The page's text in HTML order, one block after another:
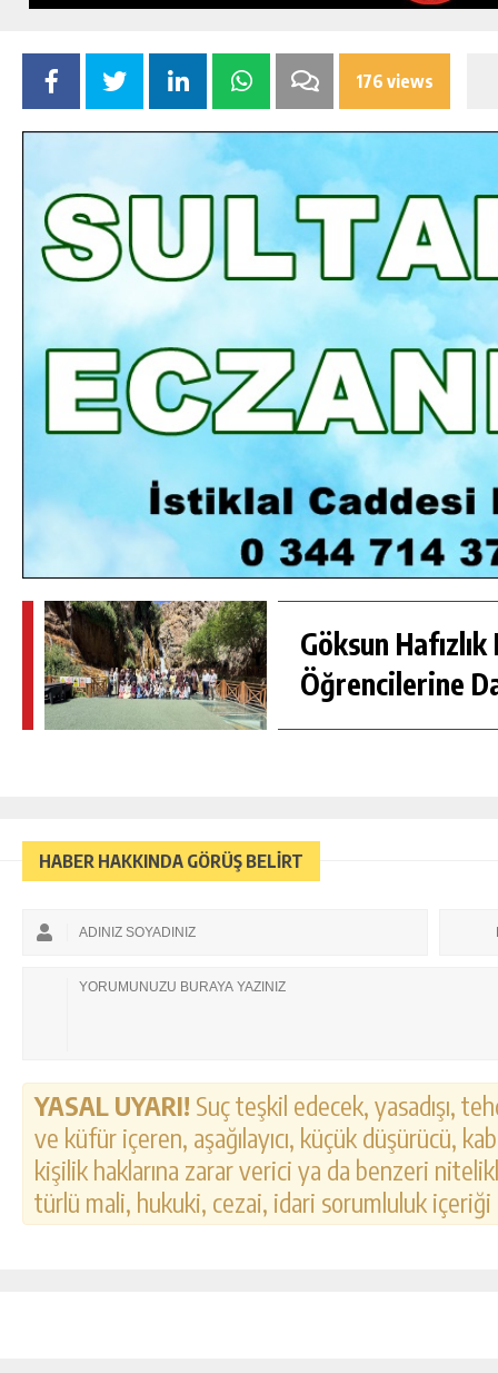
176 views
Göksun Hafızlık
Öğrencilerine
HABER HAKKINDA GÖRÜŞ BELİRT
YASAL UYARI! Suç teşkil edecek, yasadışı,
ve küfür içeren, aşağılayıcı, küçük düşürücü,
kişilik haklarına zarar verici ya da benzeri
türlü mali, hukuki, cezai, idari sorumluluk
GÜNLÜK HABER AKIŞI
GÖKSUN HAFIZLIK KIZ KUR’AN KURSU
ÖĞRENCILERINE DARENDE GEZISI.